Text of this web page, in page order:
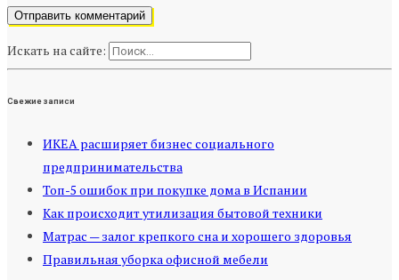
Искать на сайте:
Свежие записи
ИКЕА расширяет бизнес социального
предпринимательства
Топ-5 ошибок при покупке дома в Испании
Как происходит утилизация бытовой техники
Матрас — залог крепкого сна и хорошего здоровья
Правильная уборка офисной мебели